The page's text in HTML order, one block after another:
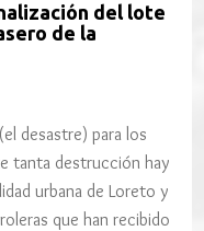
del lote
de la
desastre) para los
tanta destrucción hay
urbana de Loreto y
que han recibido